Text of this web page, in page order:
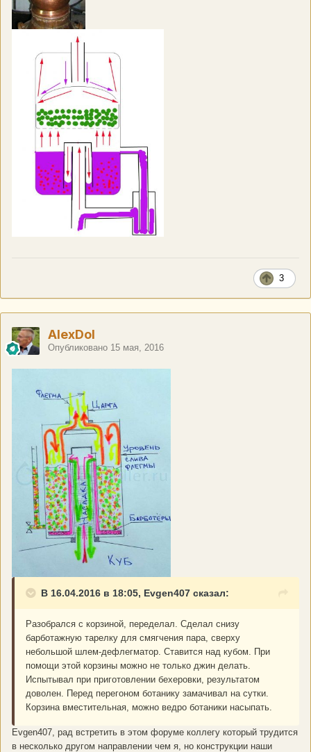
3
AlexDol
Опубликовано 15 мая, 2016
В 16.04.2016 в 18:05, Evgen407 сказал:
Разобрался с корзиной, переделал. Сделал снизу
барботажную тарелку для смягчения пара, сверху
небольшой шлем-дефлегматор. Ставится над кубом. При
помощи этой корзины можно не только джин делать.
Испытывал при приготовлении бехеровки, результатом
доволен. Перед перегоном ботанику замачивал на сутки.
Корзина вместительная, можно ведро ботаники насыпать.
Evgen407, рад встретить в этом форуме коллегу который трудится
в несколько другом направлении чем я, но конструкции наши